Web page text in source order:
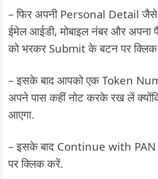
– फिर अपनी Personal Detail जैसे
ईमेल आईडी, मोबाइल नंबर और अपना
को भरकर Submit के बटन पर
– इसके बाद आपको एक Token
अपने पास कहीं नोट करके रख लें
आएगा.
– इसके बाद Continue with
पर क्लिक करें.